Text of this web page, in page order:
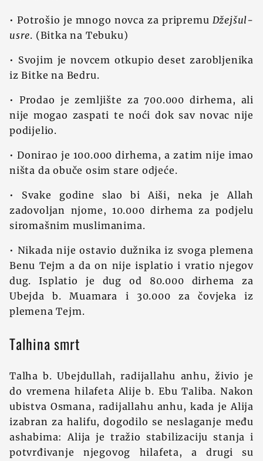
• Potrošio je mnogo novca za pripremu Džejšul-
usre. (Bitka na Tebuku)
• Svojim je novcem otkupio deset zarobljenika
iz Bitke na Bedru.
• Prodao je zemljište za 700.000 dirhema, ali
nije mogao zaspati te noći dok sav novac nije
podijelio.
• Donirao je 100.000 dirhema, a zatim nije imao
ništa da obuče osim stare odjeće.
• Svake godine slao bi Aiši, neka je Allah
zadovoljan njome, 10.000 dirhema za podjelu
siromašnim muslimanima.
• Nikada nije ostavio dužnika iz svoga plemena
Benu Tejm a da on nije isplatio i vratio njegov
dug. Isplatio je dug od 80.000 dirhema za
Ubejda b. Muamara i 30.000 za čovjeka iz
plemena Tejm.
Talhina smrt
Talha b. Ubejdullah, radijallahu anhu, živio je
do vremena hilafeta Alije b. Ebu Taliba. Nakon
ubistva Osmana, radijallahu anhu, kada je Alija
izabran za halifu, dogodilo se neslaganje među
ashabima: Alija je tražio stabilizaciju stanja i
potvrđivanje njegovog hilafeta, a drugi su